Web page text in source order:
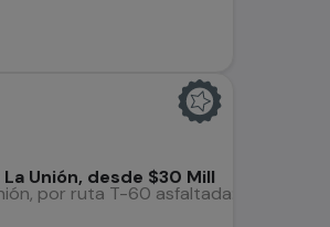
Unión, desde $30 Mill
por ruta T-60 asfaltada: 1 a